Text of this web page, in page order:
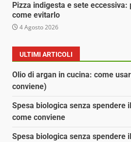
Pizza indigesta e sete eccessiva:
come evitarlo
4 Agosto 2026
ULTIMI ARTICOLI
Olio di argan in cucina: come
conviene)
Spesa biologica senza spendere
come conviene
Spesa biologica senza spendere